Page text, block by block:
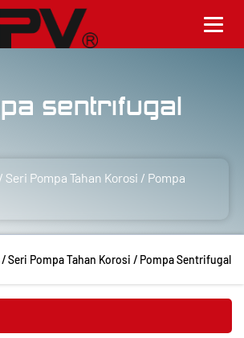
Sentrifugal
/Seri Pompa Tahan Korosi / Pompa
/Seri Pompa Tahan Korosi / Pompa Sentrifugal